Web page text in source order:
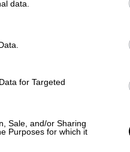
data.
for Targeted
Sale, and/or Sharing
Purposes for which it
ημερών.
της
το
σιδηροδρομικό
εντός
βλάβης στη